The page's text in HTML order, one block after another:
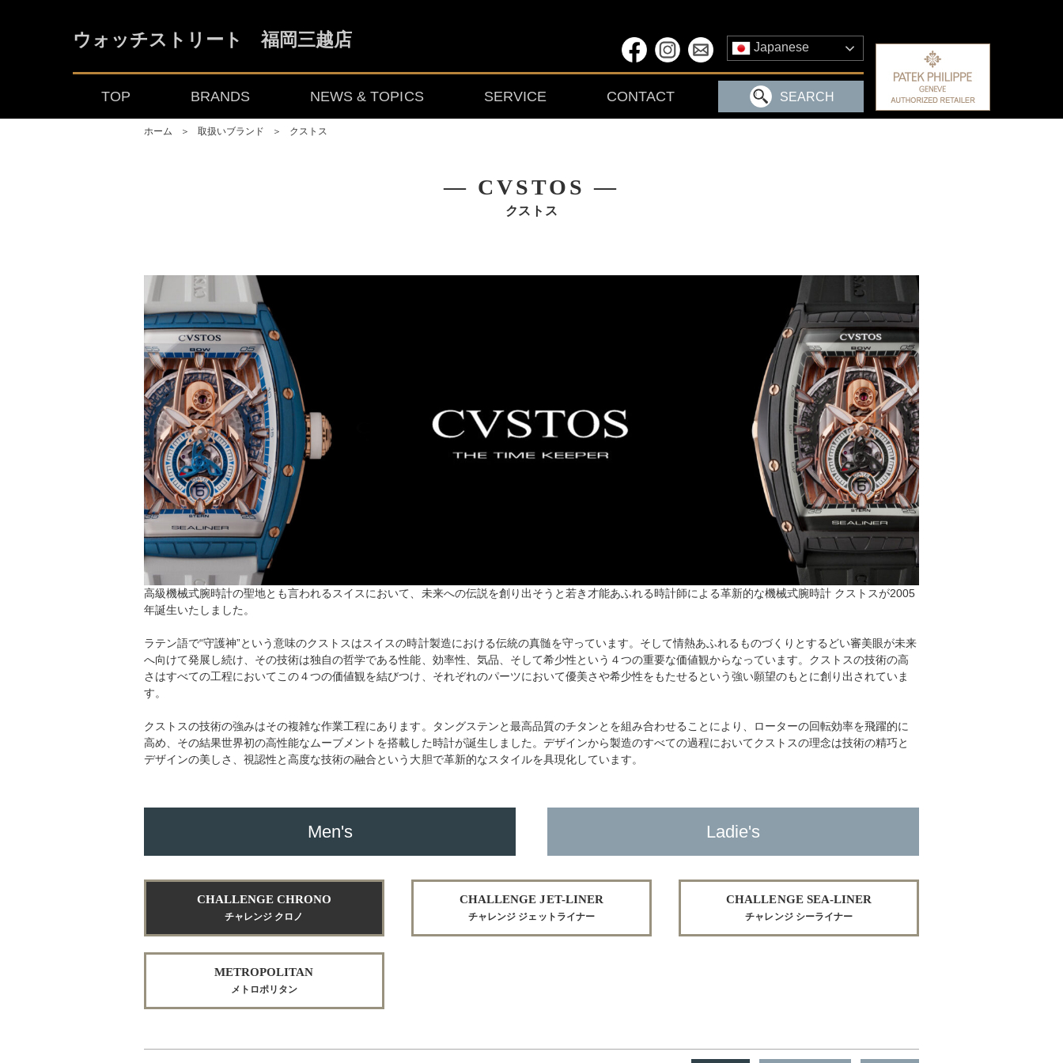
ウォッチストリート 福岡三越店 Japanese
TOP BRANDS NEWS & TOPICS SERVICE CONTACT SEARCH
ホーム ＞ 取扱いブランド ＞ クストス
― CVSTOS ―
クストス
高級機械式腕時計の聖地とも言われるスイスにおいて、未来への伝説を創り出そうと若き才能あふれる時計師による革新的な機械式腕時計 クストスが2005
年誕生いたしました。
ラテン語で“守護神”という意味のクストスはスイスの時計製造における伝統の真髄を守っています。そして情熱あふれるものづくりとするどい審美眼が未来
へ向けて発展し続け、その技術は独自の哲学である性能、効率性、気品、そして希少性という４つの重要な価値観からなっています。クストスの技術の高
さはすべての工程においてこの４つの価値観を結びつけ、それぞれのパーツにおいて優美さや希少性をもたせるという強い願望のもとに創り出されていま
す。
クストスの技術の強みはその複雑な作業工程にあります。タングステンと最高品質のチタンとを組み合わせることにより、ローターの回転効率を飛躍的に
高め、その結果世界初の高性能なムーブメントを搭載した時計が誕生しました。デザインから製造のすべての過程においてクストスの理念は技術の精巧と
デザインの美しさ、視認性と高度な技術の融合という大胆で革新的なスタイルを具現化しています。
Men's Ladie's
CHALLENGE CHRONO
チャレンジ クロノ
CHALLENGE JET-LINER
チャレンジ ジェットライナー
CHALLENGE SEA-LINER
チャレンジ シーライナー
METROPOLITAN
メトロポリタン